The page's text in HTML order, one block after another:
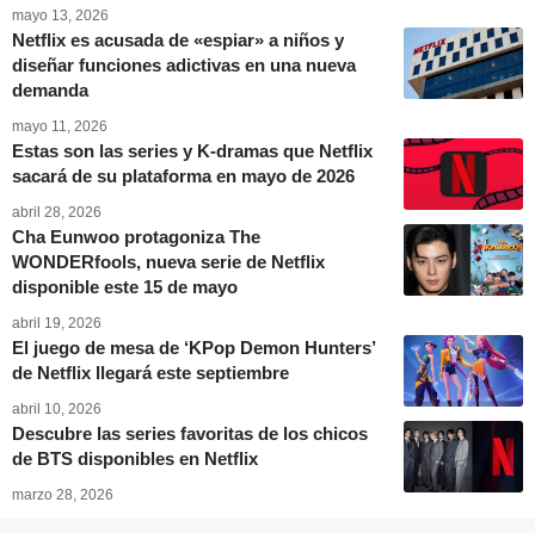
mayo 13, 2026
Netflix es acusada de «espiar» a niños y
diseñar funciones adictivas en una nueva
demanda
mayo 11, 2026
Estas son las series y K-dramas que Netflix
sacará de su plataforma en mayo de 2026
abril 28, 2026
Cha Eunwoo protagoniza The
WONDERfools, nueva serie de Netflix
disponible este 15 de mayo
abril 19, 2026
El juego de mesa de ‘KPop Demon Hunters’
de Netflix llegará este septiembre
abril 10, 2026
Descubre las series favoritas de los chicos
de BTS disponibles en Netflix
marzo 28, 2026